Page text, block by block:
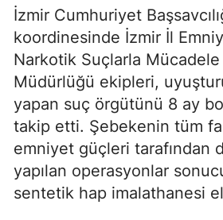
İzmir Cumhuriyet
koordinesinde İzmir İl
Narkotik Suçlarla
Müdürlüğü ekipleri,
yapan suç örgütünü 8 ay
takip etti. Şebekenin tüm
emniyet güçleri tarafından
yapılan operasyonlar
sentetik hap imalathanesi